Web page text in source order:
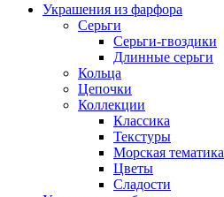
Украшения из фарфора
Серьги
Серьги-гвоздики
Длинные серьги
Кольца
Цепочки
Коллекции
Классика
Текстуры
Морская тематика
Цветы
Сладости